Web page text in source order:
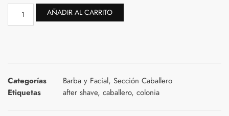
AÑADIR AL CARRITO
Categorías Barba y Facial, Sección Caballero
Etiquetas
after shave, caballero, colonia